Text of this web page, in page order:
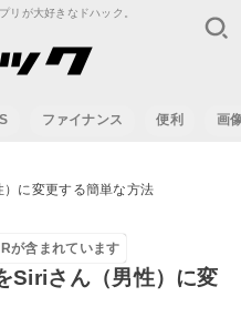
リが大好きなドハック。
ファイナンス 便利 画
に変更する簡単な方法
が含まれています
Siriさん（男性）に変